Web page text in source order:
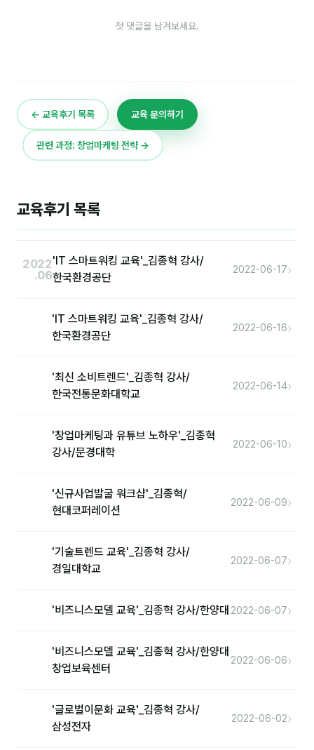
AI 웹앱
등급 · 포인트
1:1 문의
공지사항
자주 묻는 질문
첫 댓글을 남겨보세요.
← 교육후기 목록 교육 문의하기
관련 과정: 창업마케팅 전략 →
교육후기 목록
2022
.06
'IT 스마트워킹 교육'_김종혁 강사/
한국환경공단
2022-06-17›
'IT 스마트워킹 교육'_김종혁 강사/
한국환경공단
2022-06-16›
'최신 소비트렌드'_김종혁 강사/
한국전통문화대학교
2022-06-14›
'창업마케팅과 유튜브 노하우'_김종혁
강사/문경대학
2022-06-10›
'신규사업발굴 워크샵'_김종혁/
현대코퍼레이션
2022-06-09›
'기술트렌드 교육'_김종혁 강사/
경일대학교
2022-06-07›
'비즈니스모델 교육'_김종혁 강사/한양대 2022-06-07›
'비즈니스모델 교육'_김종혁 강사/한양대
창업보육센터
2022-06-06›
'글로벌이문화 교육'_김종혁 강사/
삼성전자
2022-06-02›